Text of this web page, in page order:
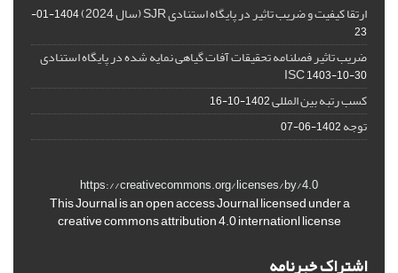
ارتقا کیفیت و ضریب تاثیر در پایگاه استنادی SJR (سال 2024)
1404-01-
23
ضریب تاثیر فصلنامه تحقیقات آفات گیاهی نمایه شده در پایگاه استنادی
ISC1403-10-30
کسب رتبه بین المللی1402-10-16
توجه1402-06-07
https://creativecommons.org/licenses/by/4.0
This Journal is an open access Journal licensed under a
creative commons attribution 4.0 internationl license
اشتراک خبرنامه